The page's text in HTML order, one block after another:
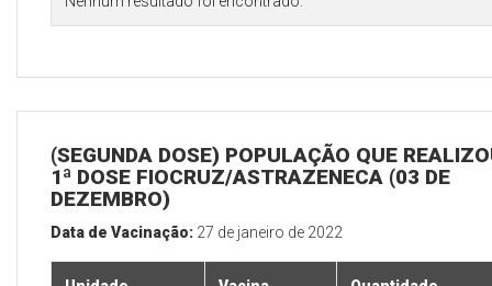
(SEGUNDA DOSE) POPULAÇÃO QUE
1ª DOSE FIOCRUZ/ASTRAZENECA (03 DE
DEZEMBRO)
Data de Vacinação: 27 de janeiro de 2022